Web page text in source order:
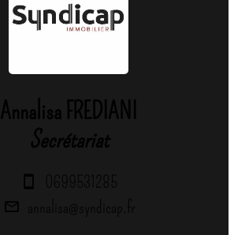
Annalisa FREDIANI
Secrétariat
0699531285
annalisa@syndicap.fr